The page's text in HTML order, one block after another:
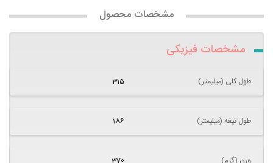
مشخصات محصول
مشخصات فیزیکی
طول کلی (میلیمتر) 315
طول تیغه (میلیمتر) 186
وزن (گرم) 370